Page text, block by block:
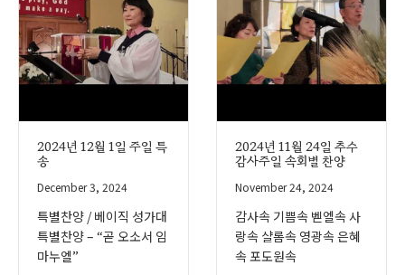
2024년 12월 1일 주일 특
송
December 3, 2024
특별찬양 / 베이직 성가대
특별찬양 – “곧 오소서 임
마누엘”
2024년 11월 24일 추수
감사주일 속회별 찬양
November 24, 2024
감사속 기쁨속 벧엘속 사
랑속 샬롬속 영광속 은혜
속 포도원속